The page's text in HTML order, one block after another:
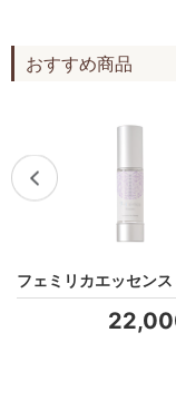
おすすめ商品
フェミリカエッセン